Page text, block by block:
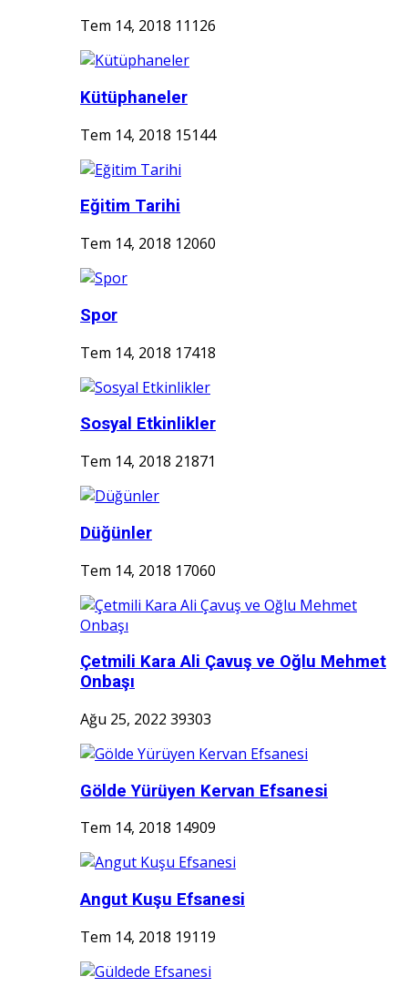
Tem 14, 2018 11126
Kütüphaneler
Tem 14, 2018 15144
Eğitim Tarihi
Tem 14, 2018 12060
Spor
Tem 14, 2018 17418
Sosyal Etkinlikler
Tem 14, 2018 21871
Düğünler
Tem 14, 2018 17060
Çetmili Kara Ali Çavuş ve Oğlu Mehmet
Onbaşı
Ağu 25, 2022 39303
Gölde Yürüyen Kervan Efsanesi
Tem 14, 2018 14909
Angut Kuşu Efsanesi
Tem 14, 2018 19119